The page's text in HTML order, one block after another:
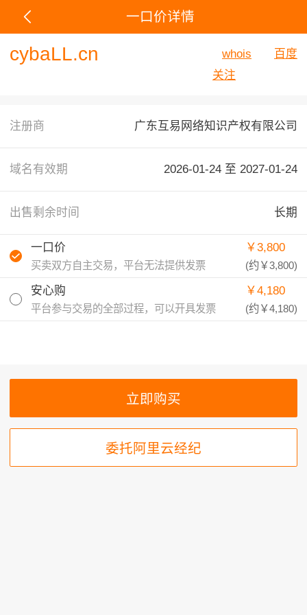
一口价详情
cybaLL.cn whois
百度
关注
注册商 广东互易网络知识产权有限公司
域名有效期 2026-01-24 至 2027-01-24
出售剩余时间 长期
一口价
买卖双方自主交易，平台无法提供发票
￥3,800
(约￥3,800)
安心购
平台参与交易的全部过程，可以开具发票
￥4,180
(约￥4,180)
委托阿里云经纪